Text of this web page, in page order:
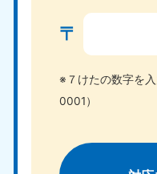
〒
※７けたの数字を
0001）